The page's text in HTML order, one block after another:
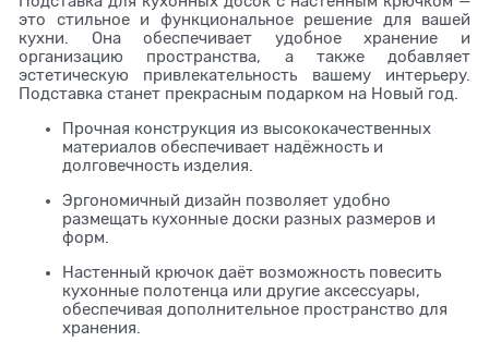
это стильное и функциональное решение для вашей
кухни. Она обеспечивает удобное хранение и
организацию пространства, а также добавляет
эстетическую привлекательность вашему интерьеру.
Подставка станет прекрасным подарком на Новый год.
Прочная конструкция из высококачественных
материалов обеспечивает надёжность и
долговечность изделия.
Эргономичный дизайн позволяет удобно
размещать кухонные доски разных размеров и
форм.
Настенный крючок даёт возможность повесить
кухонные полотенца или другие аксессуары,
обеспечивая дополнительное пространство для
хранения.